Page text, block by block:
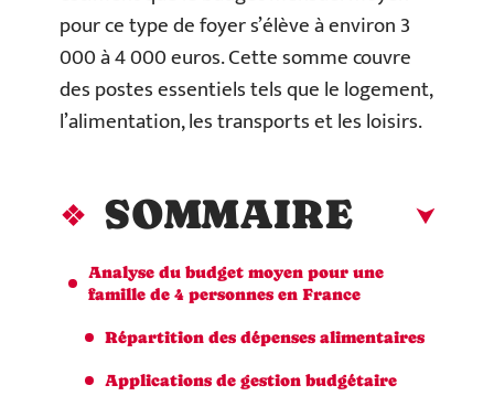
pour ce type de foyer s’élève à environ 3
000 à 4 000 euros. Cette somme couvre
des postes essentiels tels que le logement,
l’alimentation, les transports et les loisirs.
SOMMAIRE
Analyse du budget moyen pour une
famille de 4 personnes en France
Répartition des dépenses alimentaires
Applications de gestion budgétaire